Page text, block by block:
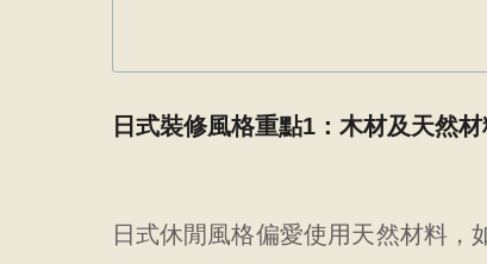
日式裝修風格重點1：木材及天然材
日式休閒風格偏愛使用天然材料